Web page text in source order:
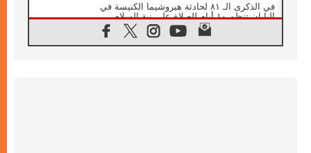
في الذكرى الـ ٨١ لحادثة هيروشيما الكنيسة في
اليابان تنظم ١٠ أيام للصلاة على نية السلام
الكنيسة في الأوروغواي: زيارة البابا ستعزز